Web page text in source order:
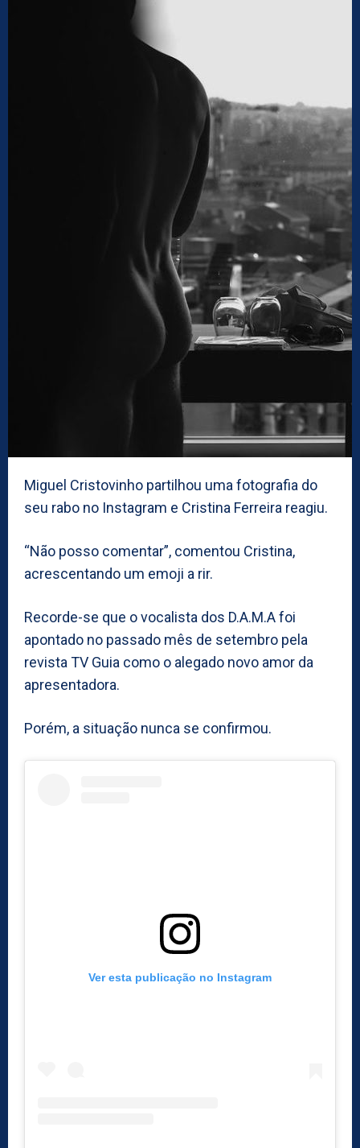
Miguel Cristovinho partilhou uma fotografia do
seu rabo no Instagram e Cristina Ferreira reagiu.
“Não posso comentar”, comentou Cristina,
acrescentando um emoji a rir.
Recorde-se que o vocalista dos D.A.M.A foi
apontado no passado mês de setembro pela
revista TV Guia como o alegado novo amor da
apresentadora.
Porém, a situação nunca se confirmou.
Ver esta publicação no Instagram